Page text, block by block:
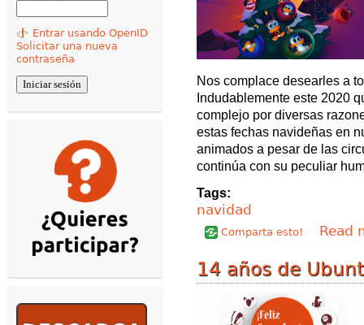
Entrar usando OpenID
Solicitar una nueva
contraseña
Nos complace desearles a
Indudablemente este 2020
complejo por diversas
estas fechas navideñas en
animados a pesar de las
continúa con su peculiar
Tags:
navidad
Comparta esto! Read
14 años de